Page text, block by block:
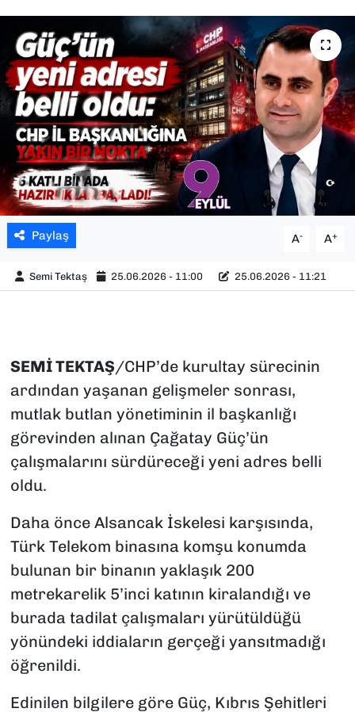
Paylaş A- A+
Semi Tektaş 25.06.2026 - 11:00 25.06.2026 - 11:21
SEMİ TEKTAŞ/CHP’de kurultay sürecinin
ardından yaşanan gelişmeler sonrası,
mutlak butlan yönetiminin il başkanlığı
görevinden alınan Çağatay Güç’ün
çalışmalarını sürdüreceği yeni adres belli
oldu.
Daha önce Alsancak İskelesi karşısında,
Türk Telekom binasına komşu konumda
bulunan bir binanın yaklaşık 200
metrekarelik 5’inci katının kiralandığı ve
burada tadilat çalışmaları yürütüldüğü
yönündeki iddiaların gerçeği yansıtmadığı
öğrenildi.
Edinilen bilgilere göre Güç, Kıbrıs Şehitleri
SPOR
TEKNOLOJİ
YAŞAM
YEREL YÖNETİMLER